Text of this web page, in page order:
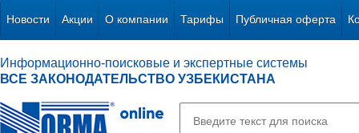
Новости Акции О компании Тарифы Публичная оферта
Информационно-поисковые и экспертные системы
ВСЕ ЗАКОНОДАТЕЛЬСТВО УЗБЕКИСТАНА